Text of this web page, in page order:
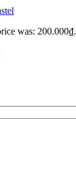
was: 200.000₫.